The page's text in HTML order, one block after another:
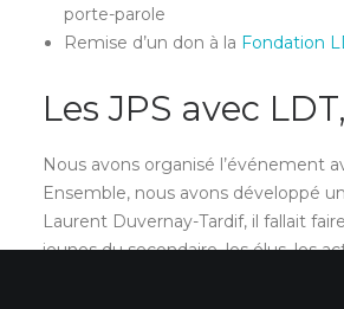
porte-parole
Remise d’un don à la Fondation
Les JPS avec
Nous avons organisé l’événement
Ensemble, nous avons développé
Laurent Duvernay-Tardif, il fallait
jeunes du secondaire, les élus, les